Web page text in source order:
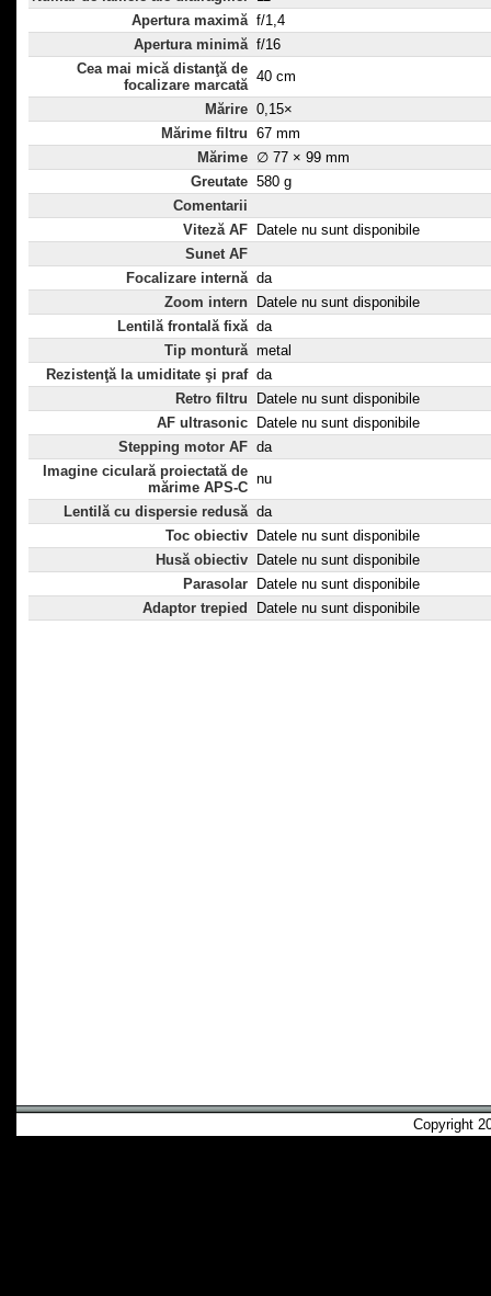
Apertura maximă f/1,4
Apertura minimă f/16
Cea mai mică distanţă de
focalizare marcată
40 cm
Mărire 0,15×
Mărime filtru 67 mm
Mărime ∅ 77 × 99 mm
Greutate 580 g
Comentarii
Viteză AF
Datele nu sunt disponibile
Sunet AF
Focalizare internă da
Zoom intern
Datele nu sunt disponibile
Lentilă frontală fixă da
Tip montură metal
Rezistenţă la umiditate şi praf da
Retro filtru
Datele nu sunt disponibile
AF ultrasonic
Datele nu sunt disponibile
Stepping motor AF da
Imagine ciculară proiectată de
mărime APS-C
nu
Lentilă cu dispersie redusă da
Toc obiectiv
Datele nu sunt disponibile
Husă obiectiv
Datele nu sunt disponibile
Parasolar
Datele nu sunt disponibile
Adaptor trepied
Datele nu sunt disponibile
Copyright